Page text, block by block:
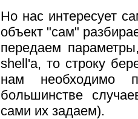
Но нас интересует
объект "сам"
передаем
shell'a, то строку
нам необходимо
большинстве
сами их задаем).